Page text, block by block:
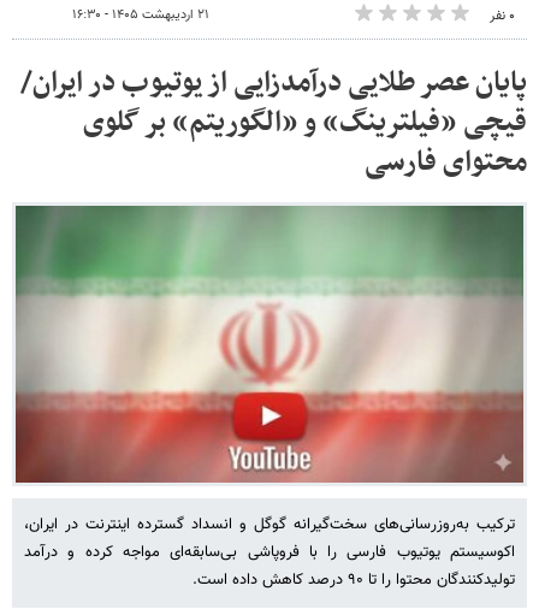
۰ نفر ۲۱ اردیبهشت ۱۴۰۵ - ۱۶:۳۰
پایان عصر طلایی درآمدزایی از یوتیوب در ایران/
قیچی «فیلترینگ» و «الگوریتم» بر گلوی
محتوای فارسی
ترکیب به‌روزرسانی‌های سخت‌گیرانه گوگل و انسداد گسترده اینترنت در ایران،
اکوسیستم یوتیوب فارسی را با فروپاشی بی‌سابقه‌ای مواجه کرده و درآمد
تولیدکنندگان محتوا را تا ۹۰ درصد کاهش داده است.